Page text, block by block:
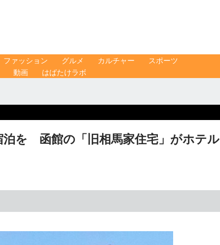
ファッション グルメ カルチャー
スポーツ
動画 はばたけラボ
泊を 函館の「旧相馬家住宅」がホテル